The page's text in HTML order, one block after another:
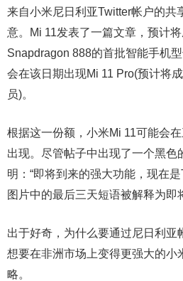
来自小米尼日利亚Twitter帐户的共
意。Mi 11发表了一篇文章，预计
Snapdragon 888的首批智能手机
会在该日期出现Mi 11 Pro(预计将
员)。
根据这一份额，小米Mi 11可能会
出现。尽管帖子中出现了一个黑色
明：“即将到来的强大功能，现在
图片中的最后三天短语被解释为即
出于好奇，为什么要通过尼日利亚
想要在非洲市场上变得更强大的小
略。